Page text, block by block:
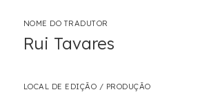
NOME DO TRADUTOR
Rui Tavares
LOCAL DE EDIÇÃO / PRODUÇÃO